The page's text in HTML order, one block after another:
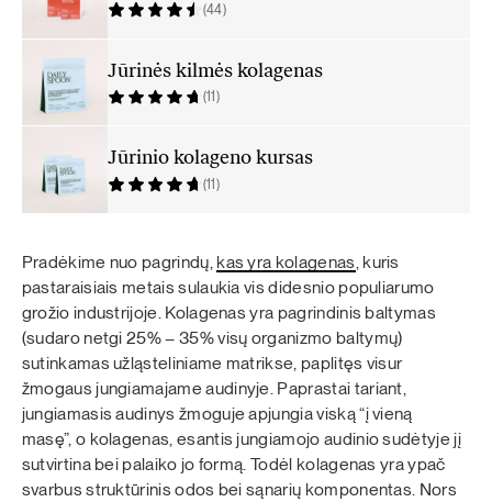
Pradėkime nuo pagrindų, kas yra kolagenas , kuris
pastaraisiais metais sulaukia vis didesnio populiarumo
grožio industrijoje. Kolagenas yra pagrindinis baltymas
(sudaro netgi 25% – 35% visų organizmo baltymų)
sutinkamas užląsteliniame matrikse, paplitęs visur
žmogaus jungiamajame audinyje. Paprastai tariant,
jungiamasis audinys žmoguje apjungia viską “į vieną
masę”, o kolagenas, esantis jungiamojo audinio sudėtyje jį
sutvirtina bei palaiko jo formą. Todėl kolagenas yra ypač
svarbus struktūrinis odos bei sąnarių komponentas. Nors
(44)
Jūrinės kilmės kolagenas
(11)
Jūrinio kolageno kursas
(11)